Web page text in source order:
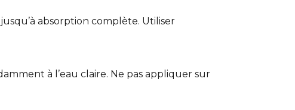
absorption complète. Utiliser
à l’eau claire. Ne pas appliquer sur